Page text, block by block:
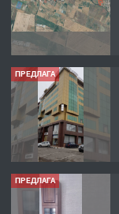
ПРЕДЛАГА
ПРЕДЛАГА